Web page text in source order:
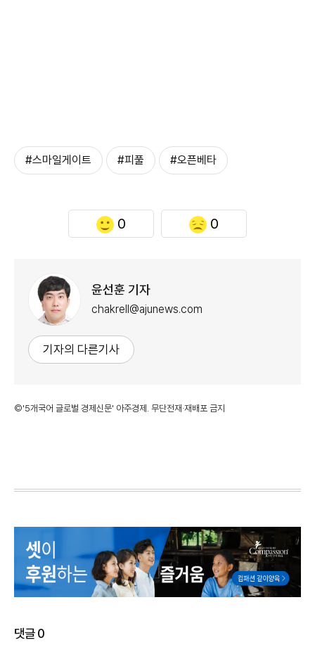
#스마일게이트 #피풀 #오픈베타
0 0
윤선훈 기자
chakrell@ajunews.com
기자의 다른기사
©'5개국어 글로벌 경제신문' 아주경제. 무단전재·재배포 금지
댓글0